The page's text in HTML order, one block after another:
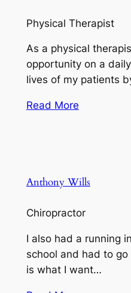
Physical Therapist
As a physical
opportunity on a
lives of my patients
Read More
Anthony Wills
Chiropractor
I also had a running
school and had to go
is what I want…